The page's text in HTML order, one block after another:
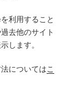
利用すること
去他のサイト
します。
についてはこ